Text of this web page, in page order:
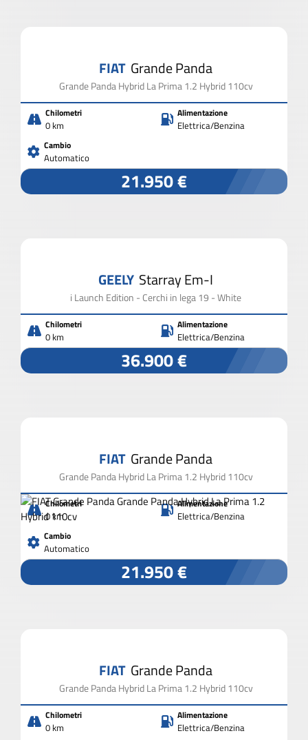
FIAT Grande Panda
Grande Panda Hybrid La Prima 1.2 Hybrid 110cv
Chilometri
0 km
Alimentazione
Elettrica/Benzina
Cambio
Automatico
21.950 €
GEELY Starray Em-I
i Launch Edition - Cerchi in lega 19 - White
Chilometri
0 km
Alimentazione
Elettrica/Benzina
36.900 €
FIAT Grande Panda
Grande Panda Hybrid La Prima 1.2 Hybrid 110cv
Chilometri
0 km
Alimentazione
Elettrica/Benzina
Cambio
Automatico
21.950 €
FIAT Grande Panda
Grande Panda Hybrid La Prima 1.2 Hybrid 110cv
Chilometri
0 km
Alimentazione
Elettrica/Benzina